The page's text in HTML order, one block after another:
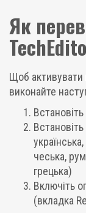
Як
Щоб активувати
виконайте
чеська,
грецька)
Включіть
(вкладка